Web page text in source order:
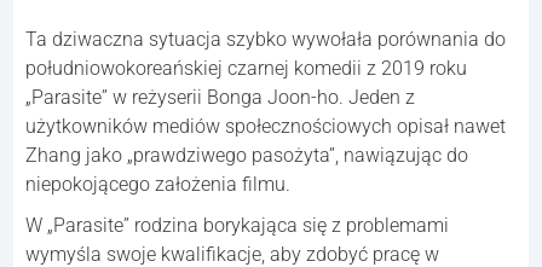
Ta dziwaczna sytuacja szybko wywołała porównania do
południowokoreańskiej czarnej komedii z 2019 roku
„Parasite” w reżyserii Bonga Joon-ho. Jeden z
użytkowników mediów społecznościowych opisał nawet
Zhang jako „prawdziwego pasożyta”, nawiązując do
niepokojącego założenia filmu.
W „Parasite” rodzina borykająca się z problemami
wymyśla swoje kwalifikacje, aby zdobyć pracę w